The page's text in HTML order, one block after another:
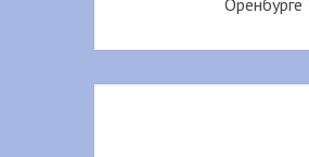
Оренбурге